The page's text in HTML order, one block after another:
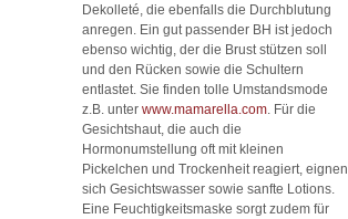
Dekolleté, die ebenfalls die Durchblutung
anregen. Ein gut passender BH ist jedoch
ebenso wichtig, der die Brust stützen soll
und den Rücken sowie die Schultern
entlastet. Sie finden tolle Umstandsmode
z.B. unter www.mamarella.com . Für die
Gesichtshaut, die auch die
Hormonumstellung oft mit kleinen
Pickelchen und Trockenheit reagiert, eignen
sich Gesichtswasser sowie sanfte Lotions.
Eine Feuchtigkeitsmaske sorgt zudem für